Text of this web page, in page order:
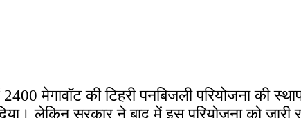
मेगावॉट की टिहरी पनबिजली परियोजना की
लेकिन सरकार ने बाद में इस परियोजना को